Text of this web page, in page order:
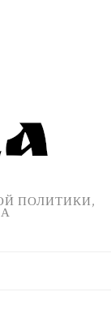
ПОЛИТИКИ,